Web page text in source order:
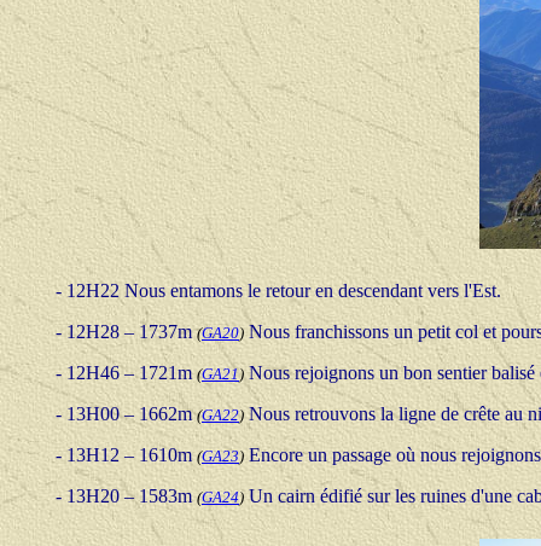
- 12H22 Nous entamons le retour en descendant vers l'Est.
- 12H28 – 1737m(GA20) Nous franchissons un petit col et
- 12H46 – 1721m (GA21) Nous rejoignons un bon sentier
- 13H00 – 1662m(GA22)Nous retrouvons la ligne de crête au
- 13H12 – 1610m (GA23)Encore un passage où nous
- 13H20 – 1583m (GA24)Un cairn édifié sur les ruines d'une